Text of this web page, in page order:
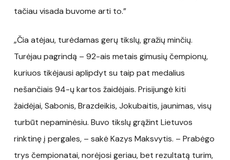
tačiau visada buvome arti to.”
„Čia atėjau, turėdamas gerų tikslų, gražių minčių.
Turėjau pagrindą – 92-ais metais gimusių čempionų,
kuriuos tikėjausi aplipdyt su taip pat medalius
nešančiais 94-ų kartos žaidėjais. Prisijungė kiti
žaidėjai, Sabonis, Brazdeikis, Jokubaitis, jaunimas, visų
turbūt nepaminėsiu. Buvo tikslų grąžint Lietuvos
rinktinę į pergales, – sakė Kazys Maksvytis. – Prabėgo
trys čempionatai, norėjosi geriau, bet rezultatą turim,